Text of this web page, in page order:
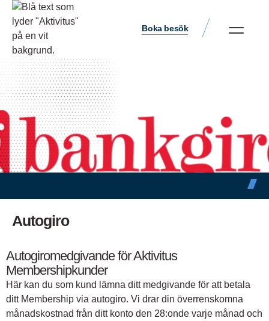
Boka besök
Autogiro
Autogiromedgivande för Aktivitus
Membershipkunder
Här kan du som kund lämna ditt medgivande för att betala
ditt Membership via autogiro. Vi drar din överrenskomna
månadskostnad från ditt konto den 28:onde varje månad och